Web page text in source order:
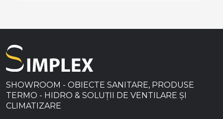
SHOWROOM - OBIECTE SANITARE, PRODUSE
TERMO - HIDRO & SOLUȚII DE VENTILARE ȘI
CLIMATIZARE